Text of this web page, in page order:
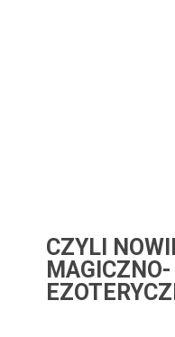
CZYLI
MAGICZNO-